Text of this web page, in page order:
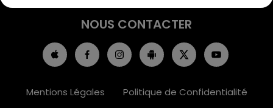
NOUS CONTACTER
Mentions Légales Politique de Confidentialité